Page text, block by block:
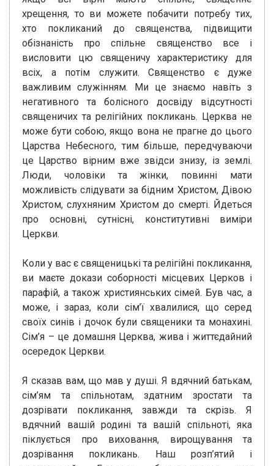
хрещення, то ви можете побачити потребу тих,
хто покликаний до священства, підвищити
обізнаність про спільне священство все і
висловити цю священичу характеристику для
всіх, а потім служити. Священство є дуже
важливим служінням. Ми це знаємо навіть з
негативного та болісного досвіду відсутності
священичих та релігійних покликань. Церква не
може бути собою, якщо вона не прагне до цього
Царства Небесного, тим більше, передчуваючи
це Царство вірним вже звідси знизу, із землі.
Люди, чоловіки та жінки, повинні мати
можливість слідувати за бідним Христом, Дівою
Христом, слухняним Христом до смерті. Йдеться
про основні, сутнісні, конститутивні виміри
Церкви.
Коли у вас є священицькі та релігійні покликання,
ви маєте докази соборності місцевих Церков і
парафій, а також християнських сімей. Був час, а
може, і зараз, коли сім’ї хвалилися, що серед
своїх синів і дочок були священики та монахині.
Сім’я – це домашня Церква, жива і життєдайний
осередок Церкви.
Я сказав вам, що мав у душі. Я вдячний батькам,
сім’ям та спільнотам, здатним зростати та
дозрівати покликання, завжди та скрізь. Я
вдячний вашій родині та вашій спільноті, яка
піклується про виховання, вирощування та
дозрівання покликань. Наш розп’ятий і